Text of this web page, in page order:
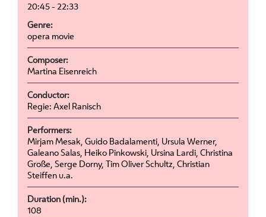
20:45 - 22:33
Genre:
opera movie
Composer:
Martina Eisenreich
Conductor:
Regie: Axel Ranisch
Performers:
Mirjam Mesak, Guido Badalamenti, Ursula Werner,
Galeano Salas, Heiko Pinkowski, Ursina Lardi, Christina
Große, Serge Dorny, Tim Oliver Schultz, Christian
Steiffen u.a.
Duration (min.):
108